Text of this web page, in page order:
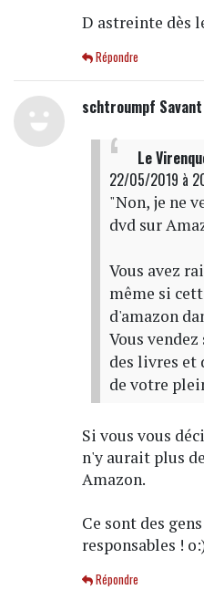
D astreinte dès
Répondre
schtroumpf Savant
Le
22/05/2019 à
"Non, je ne
dvd sur
Vous avez
même si
d'amazon
Vous
des livres et
de votre
Si vous vous
n'y aurait plus
Amazon.
Ce sont des
responsables !
Répondre